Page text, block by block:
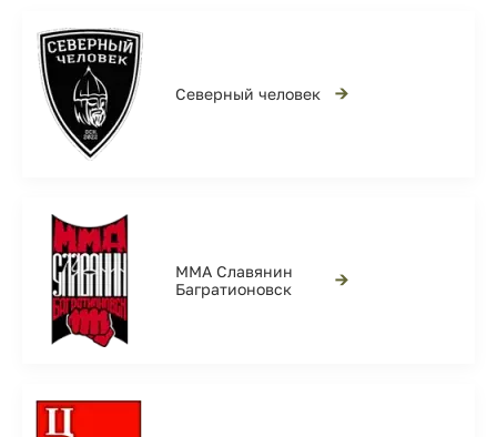
Северный человек →
ММА Славянин
Багратионовск
→